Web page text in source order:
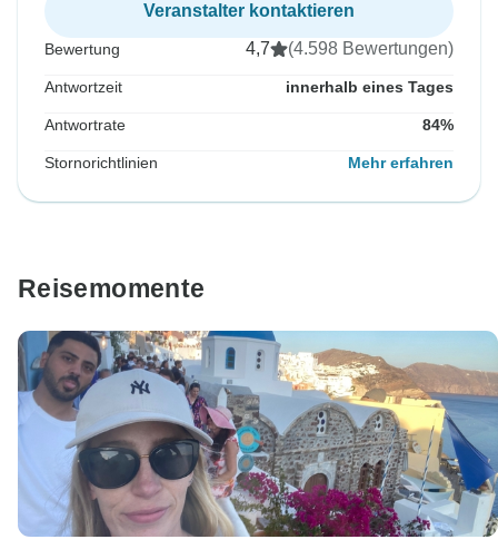
Veranstalter kontaktieren
Bewertung 4,7 (4.598 Bewertungen)
Antwortzeit innerhalb eines Tages
Antwortrate 84%
Stornorichtlinien Mehr erfahren
Reisemomente